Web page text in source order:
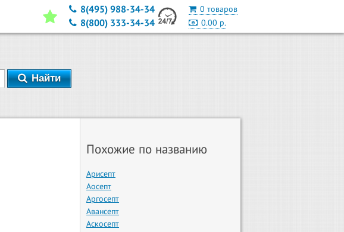
0 товаров
0.00 р.
8(495) 988-34-34
8(800) 333-34-34
Найти
Похожие по названию
Арисепт
Аосепт
Аргосепт
Авансепт
Аскосепт